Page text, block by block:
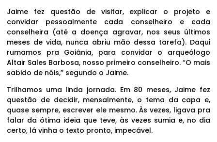
Jaime fez questão de visitar, explicar o projeto e
convidar pessoalmente cada conselheiro e cada
conselheira (até a doença agravar, nos seus últimos
meses de vida, nunca abriu mão dessa tarefa). Daqui
rumamos pra Goiânia, para convidar o arqueólogo
Altair Sales Barbosa, nosso primeiro conselheiro. “O mais
sabido de nóis,” segundo o Jaime.
Trilhamos uma linda jornada. Em 80 meses, Jaime fez
questão de decidir, mensalmente, o tema da capa e,
quase sempre, escrever ele mesmo. Às vezes, ligava pra
falar da ótima ideia que teve, às vezes sumia e, no dia
certo, lá vinha o texto pronto, impecável.